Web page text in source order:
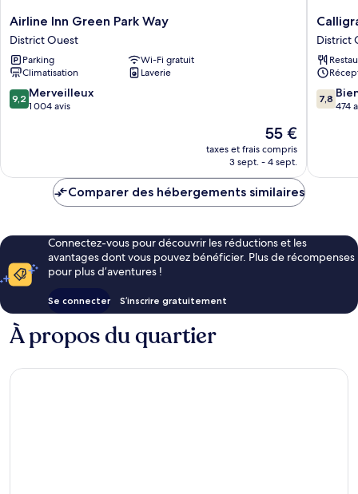
Airline
lnn
Green
Park
Way
District
Ouest
Airline lnn Green Park Way
District Ouest
Parking
Wi-Fi gratuit
Climatisation
Laverie
9.2
sur
9,2 Merveilleux
1 004 avis
Le
nouveau
prix
de
55 €
taxes et frais compris
3 sept. - 4 sept.
Hotel
District
Ouest
District
7.8
sur
7,8
474
Comparer des hébergements similaires
Connectez-vous pour découvrir les réductions et les
avantages dont vous pouvez bénéficier. Plus de récompenses
pour plus d’aventures !
Se connecter S’inscrire gratuitement
À propos du quartier